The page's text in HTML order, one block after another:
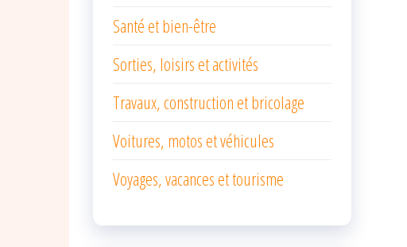
Santé et bien-être
Sorties, loisirs et activités
Travaux, construction et bricolage
Voitures, motos et véhicules
Voyages, vacances et tourisme